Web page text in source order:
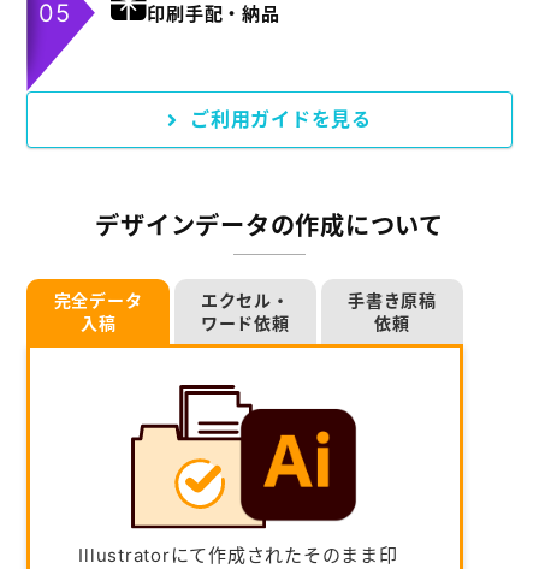
印刷手配・納品
ご利用ガイドを見る
デザインデータの作成について
完全データ
入稿
エクセル・
ワード依頼
手書き原稿
依頼
Illustratorにて作成されたそのまま印